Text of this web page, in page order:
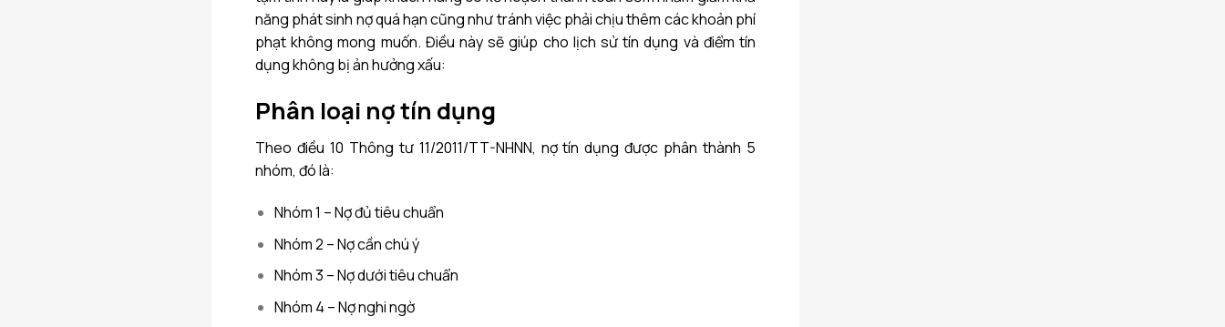
năng phát sinh nợ quá hạn cũng như tránh việc phải chịu thêm các khoản phí
phạt không mong muốn. Điều này sẽ giúp cho lịch sử tín dụng và điểm tín
dụng không bị ản hưởng xấu:
Phân loại nợ tín dụng
Theo điều 10 Thông tư 11/2011/TT-NHNN, nợ tín dụng được phân thành 5
nhóm, đó là:
Nhóm 1 – Nợ đủ tiêu chuẩn
Nhóm 2 – Nợ cần chú ý
Nhóm 3 – Nợ dưới tiêu chuẩn
Nhóm 4 – Nợ nghi ngờ